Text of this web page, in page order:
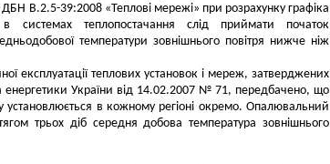
ДБН В.2.5-39:2008 «Теплові мережі» при розрахунку графіка
системах теплопостачання слід приймати початок
температури зовнішнього повітря нижче ніж
експлуатації теплових установок і мереж, затверджених
енергетики України від 14.02.2007 № 71, передбачено, що
установлюється в кожному регіоні окремо. Опалювальний
трьох діб середня добова температура зовнішнього